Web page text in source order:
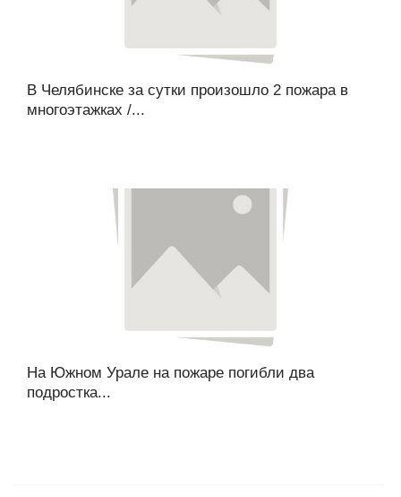
В Челябинске за сутки произошло 2 пожара в
многоэтажках /...
На Южном Урале на пожаре погибли два
подростка...